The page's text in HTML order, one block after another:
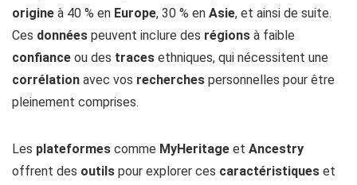
origine à 40 % en Europe, 30 % en Asie, et ainsi de suite.
Ces données peuvent inclure des régions à faible
confiance ou des traces ethniques, qui nécessitent une
corrélation avec vos recherches personnelles pour être
pleinement comprises.
Les plateformes comme MyHeritage et Ancestry
offrent des outils pour explorer ces caractéristiques et